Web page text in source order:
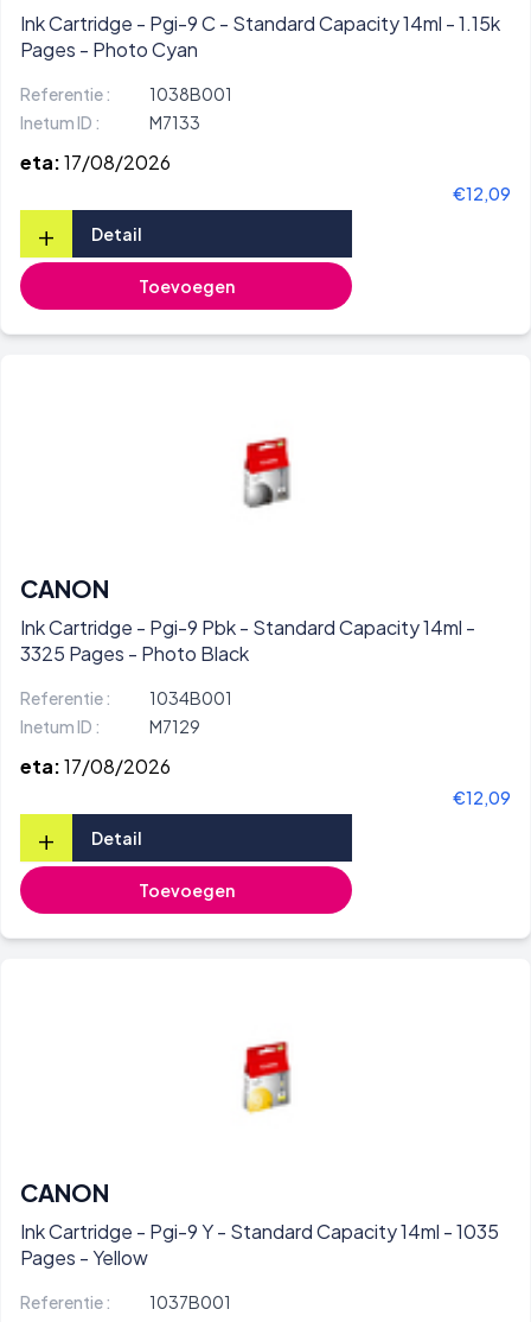
Ink Cartridge - Pgi-9 C - Standard Capacity 14ml - 1.15k
Pages - Photo Cyan
Referentie :
1038B001
Inetum ID :
M7133
eta:17/08/2026
€12,09
+ Detail
Toevoegen
CANON
Ink Cartridge - Pgi-9 Pbk - Standard Capacity 14ml -
3325 Pages - Photo Black
Referentie :
1034B001
Inetum ID :
M7129
eta:17/08/2026
€12,09
+ Detail
Toevoegen
CANON
Ink Cartridge - Pgi-9 Y - Standard Capacity 14ml - 1035
Pages - Yellow
Referentie :
1037B001